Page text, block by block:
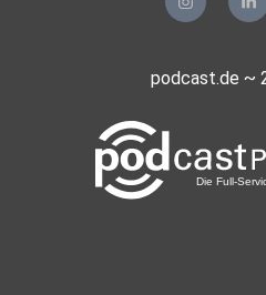
podcast.de ~